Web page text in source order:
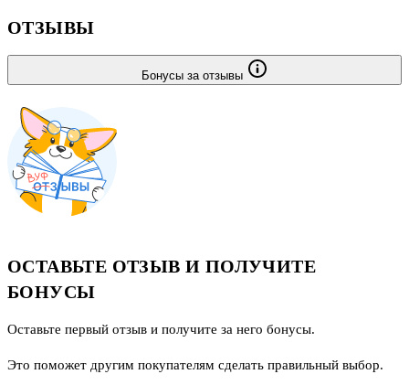
ОТЗЫВЫ
Бонусы за отзывы
ОСТАВЬТЕ ОТЗЫВ И ПОЛУЧИТЕ
БОНУСЫ
Оставьте первый отзыв и получите за него бонусы.
Это поможет другим покупателям сделать правильный выбор.